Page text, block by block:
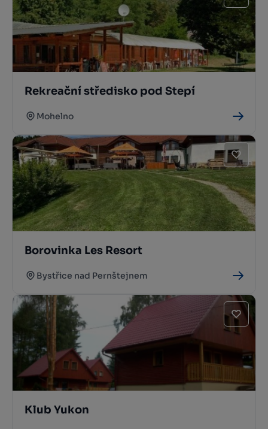
Rekreační středisko pod Stepí
Mohelno
Borovinka Les Resort
Bystřice nad Pernštejnem
Klub Yukon